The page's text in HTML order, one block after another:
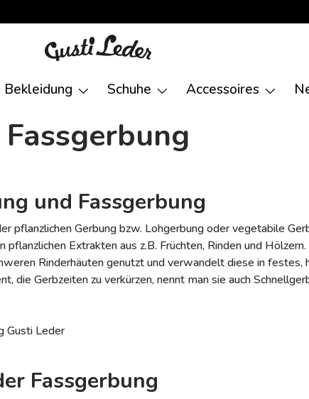
Bekleidung Schuhe Accessoires
Fassgerbung
und Fassgerbung
pflanzlichen Gerbung bzw. Lohgerbung oder vegetabile
Extrakten aus z.B. Früchten, Rinden und
Rinderhäuten genutzt und verwandelt diese in festes,
die Gerbzeiten zu verkürzen, nennt man sie auch
Fassgerbung